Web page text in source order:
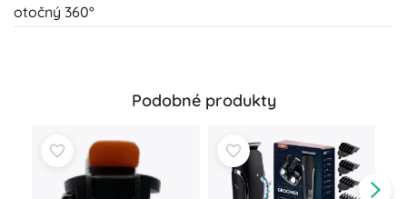
otočný 360°
Podobné produkty